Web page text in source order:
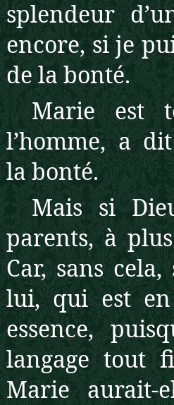
splendeur
encore, si je
de la bonté.
Marie est
l’homme, a
la bonté.
Mais si
parents, à
Car, sans
lui, qui est
essence,
langage tout
Marie